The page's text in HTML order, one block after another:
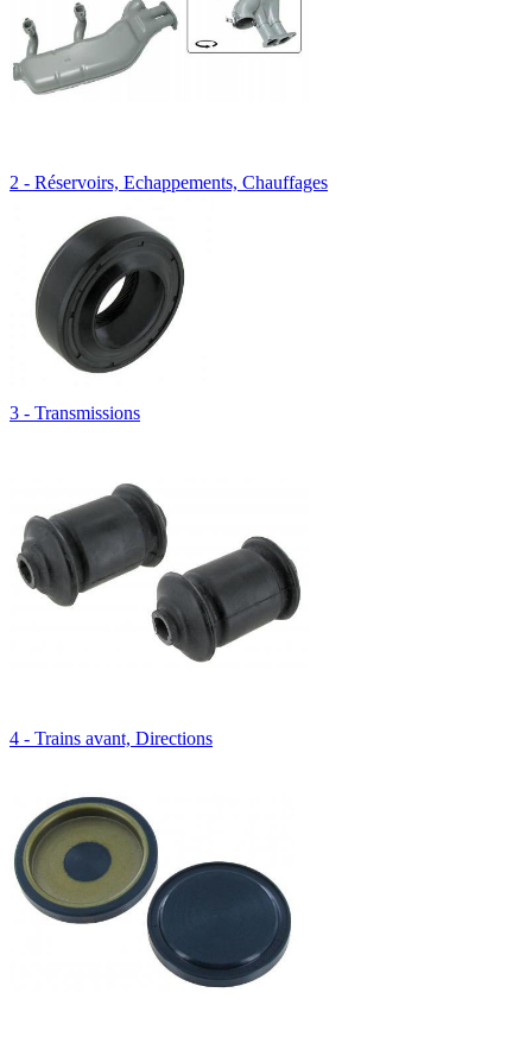
2 - Réservoirs, Echappements, Chauffages
3 - Transmissions
4 - Trains avant, Directions